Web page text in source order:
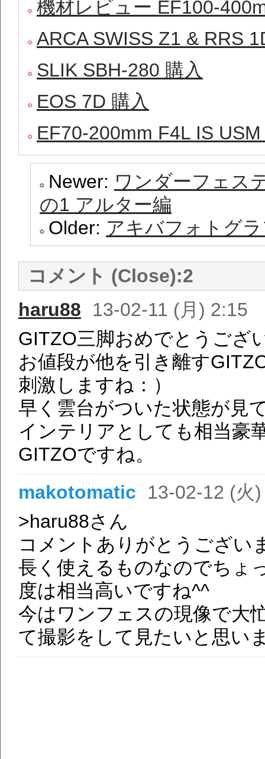
機材レビュー EF100-
ARCA SWISS Z1 & RRS
SLIK SBH-280 購入
EOS 7D 購入
EF70-200mm F4L IS
Newer: ワンダーフェス
の1 アルター編
Older: アキバフォトグ
コメント (Close):2
haru88
13-02-11 (月) 2:15
GITZO三脚おめでとうござ
お値段が他を引き離す
刺激しますね：）
早く雲台がついた状態が見
インテリアとしても相当豪
GITZOですね。
makotomatic
13-02-12 (火
>haru88さん
コメントありがとうござい
長く使えるものなのでちょ
度は相当高いですね^^
今はワンフェスの現像で大
て撮影をして見たいと思い